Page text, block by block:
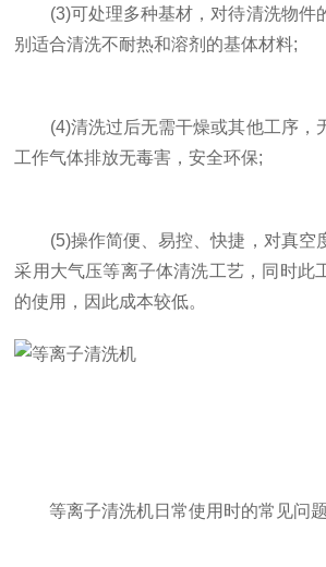
(3)可处理多种基材，对待清洗物件
别适合清洗不耐热和溶剂的基体材料;
(4)清洗过后无需干燥或其他工序，
工作气体排放无毒害，安全环保;
(5)操作简便、易控、快捷，对真空
采用大气压等离子体清洗工艺，同时此
的使用，因此成本较低。
等离子清洗机日常使用时的常见问题